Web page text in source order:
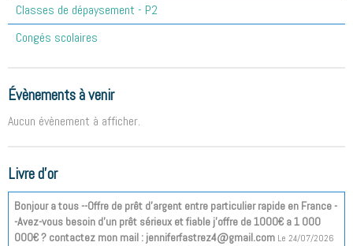
Classes de dépaysement - P2
Congés scolaires
Évènements à venir
Aucun évènement à afficher.
Livre d'or
Bonjour a tous --Offre de prêt d'argent entre particulier rapide en France -
-Avez-vous besoin d'un prêt sérieux et fiable j'offre de 1000€ a 1 000
000€ ? contactez mon mail : jenniferfastrez4@gmail.com Le 24/07/2026